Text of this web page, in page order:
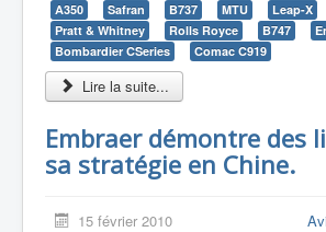
A350
Safran B737 MTU Leap-X
Pratt & Whitney
Rolls Royce B747
Bombardier CSeries
Comac C919
Lire la suite...
Embraer démontre des
sa stratégie en Chine.
15 février 2010